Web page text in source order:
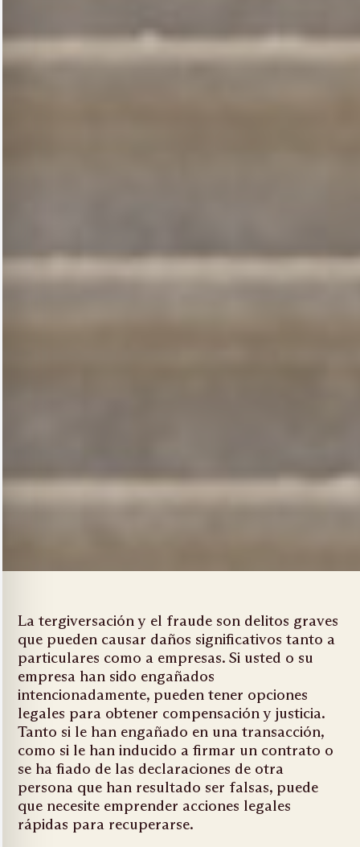
La tergiversación y el fraude son delitos graves
que pueden causar daños significativos tanto a
particulares como a empresas. Si usted o su
empresa han sido engañados
intencionadamente, pueden tener opciones
legales para obtener compensación y justicia.
Tanto si le han engañado en una transacción,
como si le han inducido a firmar un contrato o
se ha fiado de las declaraciones de otra
persona que han resultado ser falsas, puede
que necesite emprender acciones legales
rápidas para recuperarse.